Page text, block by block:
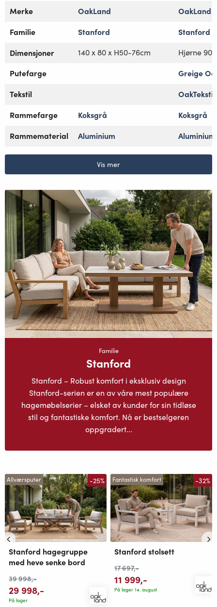
Merke
OakLand
OakLand
Familie
Stanford
Stanford
Dimensjoner
140 x 80 x H50-76cm Hjørne 90
Putefarge
Greige
Tekstil
OakTekstil
Rammefarge
Koksgrå
Koksgrå
Rammematerial
Aluminium Aluminium
Vis mer
Familie
Stanford
Stanford – Robust komfort i eksklusiv design
Stanford-serien er en av våre mest populære
hagemøbelserier – elsket av kunder for sin tidløse
stil og fantastiske komfort. Nå er bestselgeren
oppgradert...
Allværsputer -25%
Stanford hagegruppe
med heve senke bord
39 998,-
29 998,-
På lager
Fantastisk komfort -32%
Stanford stolsett
17 697,-
11 999,-
På lager 14. august